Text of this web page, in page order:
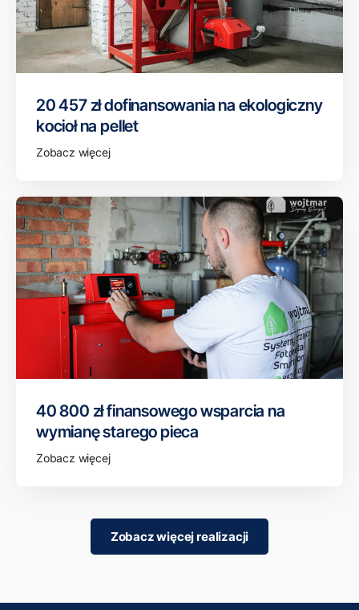
20 457 zł dofinansowania na ekologiczny
kocioł na pellet
Zobacz więcej
40 800 zł finansowego wsparcia na
wymianę starego pieca
Zobacz więcej
Zobacz więcej realizacji